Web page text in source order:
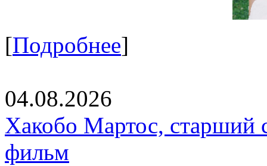
[Подробнее]
04.08.2026
Хакобо Мартос, старший
фильм